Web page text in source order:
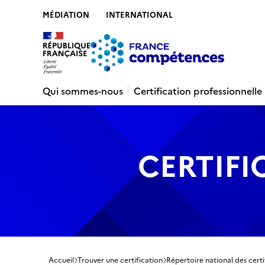
MÉDIATION INTERNATIONAL
Qui sommes-nous
Certification professionnelle
Accueil Trouver une certification Répertoire national des